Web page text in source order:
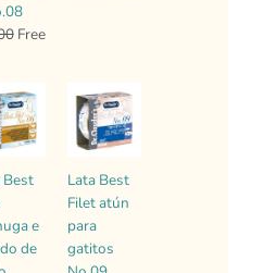
Free
Best
e
de
El
precio
original
S/9.00.
precio
actual
Free.Lata Best
Filet atún
para
gatitos
El
precio
original
S/9.00.